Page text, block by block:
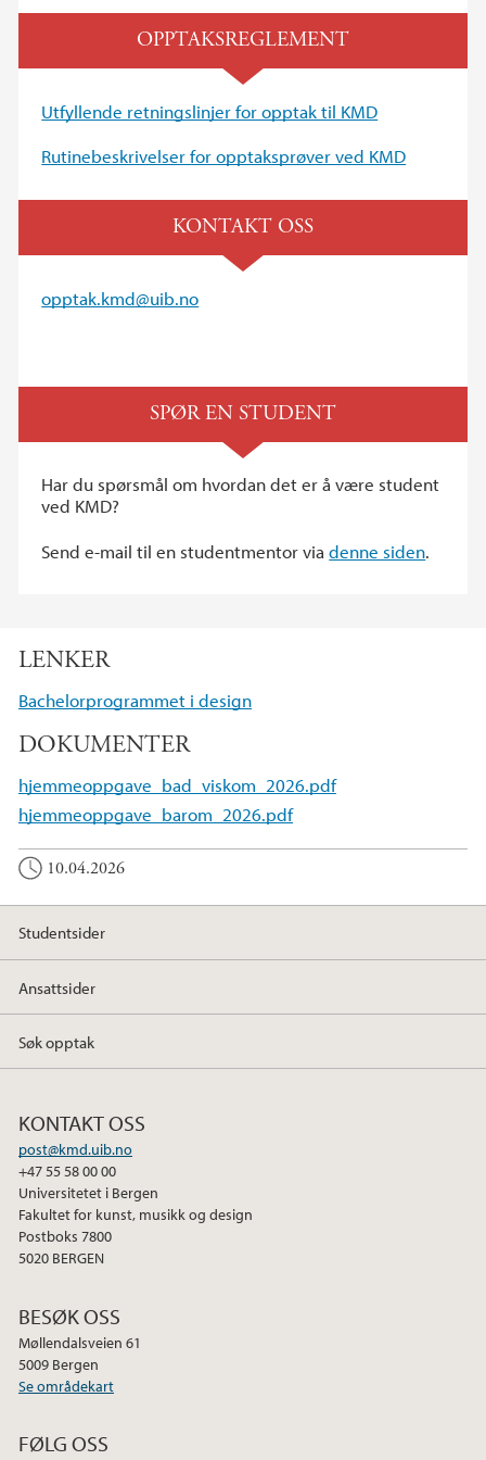
OPPTAKSREGLEMENT
Utfyllende retningslinjer for opptak til KMD
Rutinebeskrivelser for opptaksprøver ved KMD
KONTAKT OSS
opptak.kmd@uib.no
SPØR EN STUDENT
Har du spørsmål om hvordan det er å være student
ved KMD?
Send e-mail til en studentmentor viadenne siden.
LENKER
Bachelorprogrammet i design
DOKUMENTER
hjemmeoppgave_bad_viskom_2026.pdf
hjemmeoppgave_barom_2026.pdf
10.04.2026
Studentsider
Ansattsider
Søk opptak
KONTAKT OSS
post@kmd.uib.no
+47 55 58 00 00
Universitetet i Bergen
Fakultet for kunst, musikk og design
Postboks 7800
5020 BERGEN
BESØK OSS
Møllendalsveien 61
5009 Bergen
Se områdekart
FØLG OSS